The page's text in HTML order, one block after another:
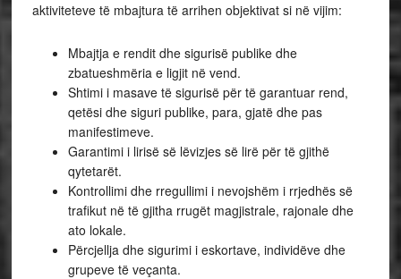
aktiviteteve të mbajtura të arrihen objektivat si në vijim:
Mbajtja e rendit dhe sigurisë publike dhe
zbatueshmëria e ligjit në vend.
Shtimi i masave të sigurisë për të garantuar rend,
qetësi dhe siguri publike, para, gjatë dhe pas
manifestimeve.
Garantimi i lirisë së lëvizjes së lirë për të gjithë
qytetarët.
Kontrollimi dhe rregullimi i nevojshëm i rrjedhës së
trafikut në të gjitha rrugët magjistrale, rajonale dhe
ato lokale.
Përcjellja dhe sigurimi i eskortave, individëve dhe
grupeve të veçanta.